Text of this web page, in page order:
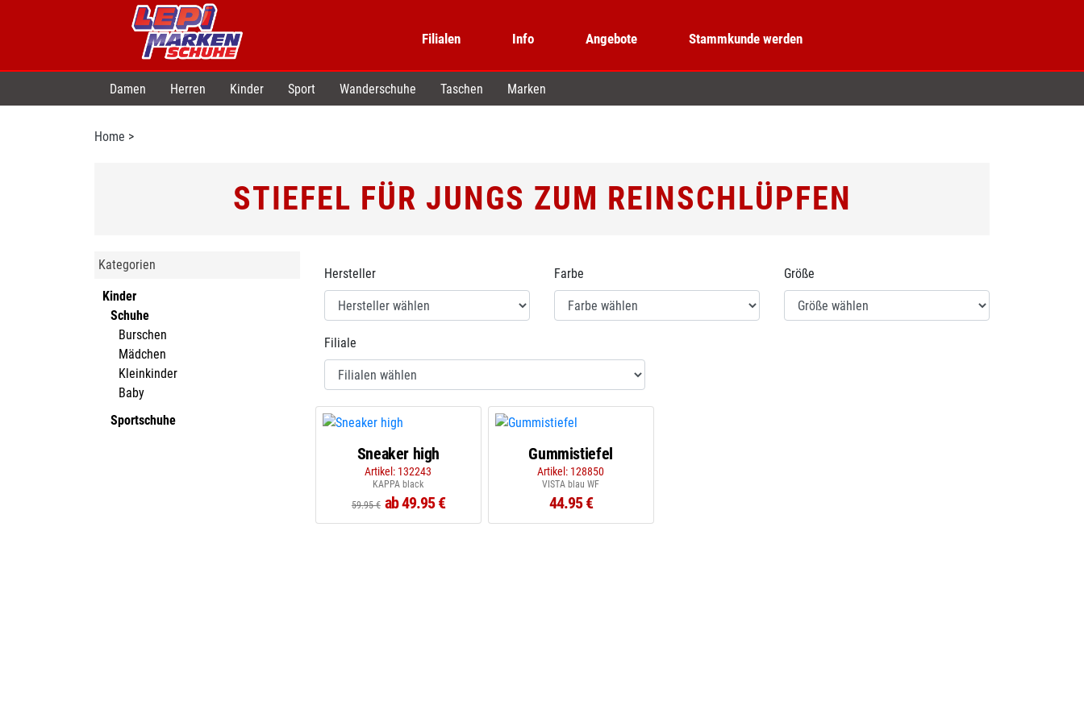
Filialen Info Angebote Stammkunde werden
Damen Herren Kinder Sport Wanderschuhe Taschen Marken
Home >
STIEFEL FÜR JUNGS ZUM REINSCHLÜPFEN
Kategorien
Kinder
Schuhe
Burschen
Mädchen
Kleinkinder
Baby
Sportschuhe
Hersteller Farbe Größe
Filiale
Sneaker high
Artikel: 132243
KAPPA black
59.95 € ab 49.95 €
Gummistiefel
Artikel: 128850
VISTA blau WF
44.95 €